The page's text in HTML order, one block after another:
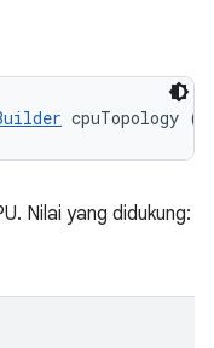
cpuTopology
Nilai yang didukung: